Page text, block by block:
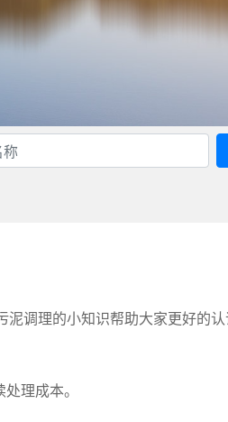
调理的小知识帮助大家更好的
理成本。